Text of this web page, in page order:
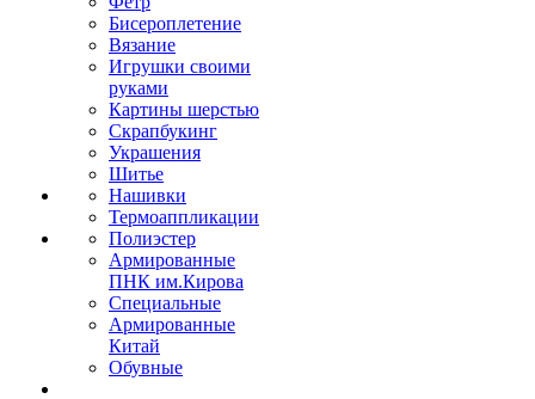
Бисероплетение
Вязание
Игрушки своими
руками
Картины шерстью
Скрапбукинг
Украшения
Шитье
Нашивки
Термоаппликации
Полиэстер
Армированные
ПНК им.Кирова
Специальные
Армированные
Китай
Обувные